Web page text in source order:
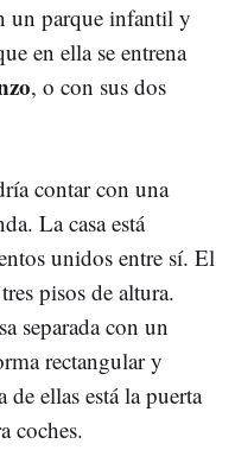
un parque infantil y
en ella se entrena
, o con sus dos
contar con una
La casa está
unidos entre sí. El
pisos de altura.
separada con un
rectangular y
ellas está la puerta
coches.